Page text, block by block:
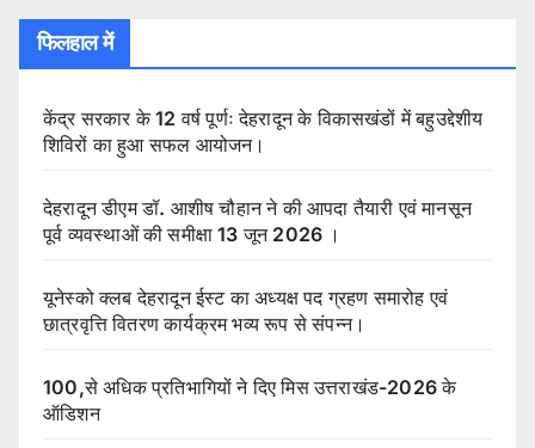
फिलहाल में
केंद्र सरकार के 12 वर्ष पूर्णः देहरादून के विकासखंडों में बहुउद्देशीय
शिविरों का हुआ सफल आयोजन।
देहरादून डीएम डॉ. आशीष चौहान ने की आपदा तैयारी एवं मानसून
पूर्व व्यवस्थाओं की समीक्षा 13 जून 2026 ।
यूनेस्को क्लब देहरादून ईस्ट का अध्यक्ष पद ग्रहण समारोह एवं
छात्रवृत्ति वितरण कार्यक्रम भव्य रूप से संपन्न।
100,से अधिक प्रतिभागियों ने दिए मिस उत्तराखंड-2026 के
ऑडिशन